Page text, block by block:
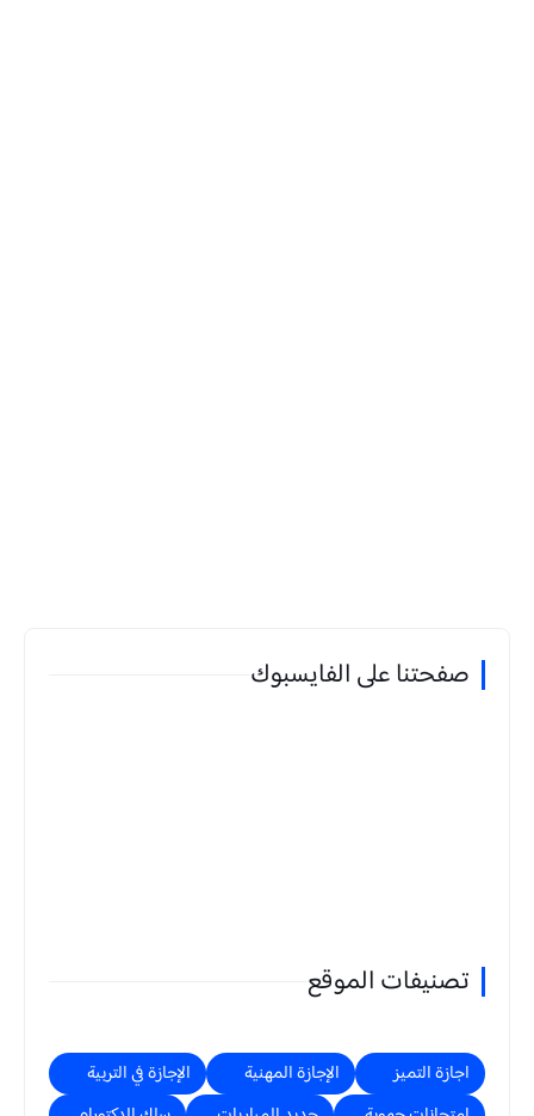
صفحتنا على الفايسبوك
تصنيفات الموقع
اجازة التميز الإجازة المهنية
الإجازة في التربية